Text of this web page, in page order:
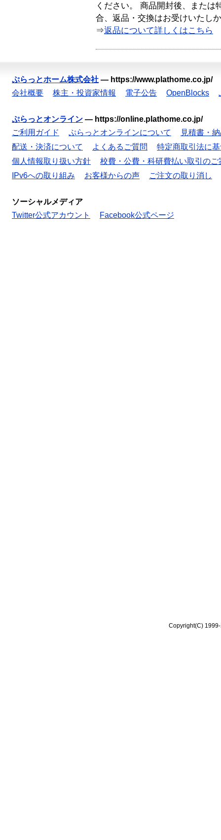
ください。 商品開封後、または
合、返品・交換はお受けいたし
⇒返品について詳しくはこちら
ぷらっとホーム株式会社 — https://www.plathome.co.jp/
会社概要
株主・投資家情報 電子公告 OpenBlocks
ぷらっとオンライン — https://online.plathome.co.jp/
ご利用ガイド
ぷらっとオンラインについて
見積書・
配送・決済について
よくあるご質問
特定商取引法に
個人情報取り扱い方針
校費・公費・科研費払い取引のご
IPv6への取り組み
お客様からの声 ご注文の取り消し
ソーシャルメディア
Twitter公式アカウント
Facebook公式ページ
Copyright(C)